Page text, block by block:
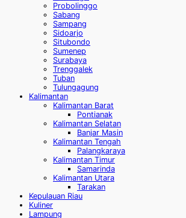
Probolinggo
Sabang
Sampang
Sidoarjo
Situbondo
Sumenep
Surabaya
Trenggalek
Tuban
Tulungagung
Kalimantan
Kalimantan Barat
Pontianak
Kalimantan Selatan
Banjar Masin
Kalimantan Tengah
Palangkaraya
Kalimantan Timur
Samarinda
Kalimantan Utara
Tarakan
Kepulauan Riau
Kuliner
Lampung